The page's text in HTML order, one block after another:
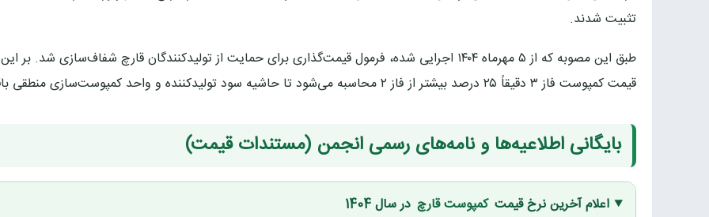
تثبیت شدند.
طبق این مصوبه که از ۵ مهرماه ۱۴۰۴ اجرایی شده، فرمول قیمت‌گذاری برای حمایت از تولیدکنندگان قارچ شفاف‌سازی شد.
قیمت کمپوست فاز ۳ دقیقاً ۲۵ درصد بیشتر از فاز ۲ محاسبه می‌شود تا حاشیه سود تولیدکننده و واحد کمپوست‌سازی منطقی باقی بماند.
بایگانی اطلاعیه‌ها و نامه‌های رسمی انجمن (مستندات قیمت)
اعلام آخرین نرخ قیمت کمپوست قارچ در سال 1404